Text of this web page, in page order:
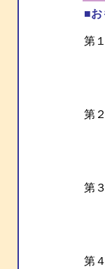
■お
第
第
デ
第
ヒ
コ
コ
第